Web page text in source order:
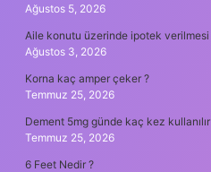
Ağustos 5, 2026
Aile konutu üzerinde ipotek verilmesi
Ağustos 3, 2026
Korna kaç amper çeker ?
Temmuz 25, 2026
Dement 5mg günde kaç kez
Temmuz 25, 2026
6 Feet Nedir ?